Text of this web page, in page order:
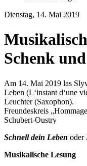
Dienstag, 14. Mai 2019
Schenk
Am 14. Mai 2019 las
Leben (L‘instant d‘une
Leuchter (Saxophon).
Freundeskreis
Schubert-Oustry
Schnell dein Leben oder
Musikalische Lesung